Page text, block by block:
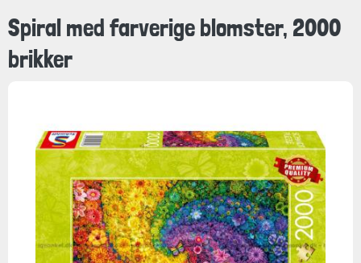
Spiral med farverige blomster, 2000
brikker